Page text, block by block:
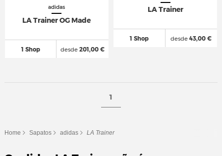
adidas
LA Trainer OG Made
1 Shop desde201,00 €
LA Trainer
1 Shop desde 43,00 €
1
Home Sapatos adidas LA Trainer